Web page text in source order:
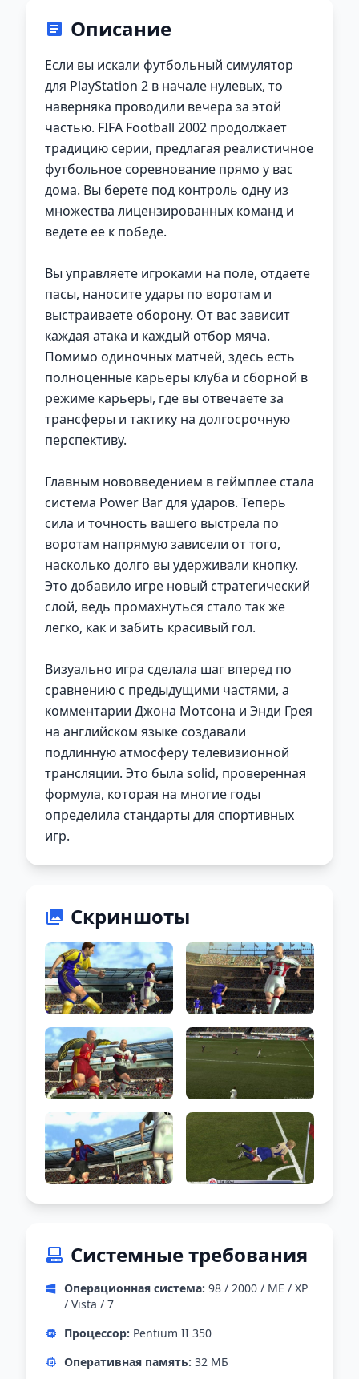
Описание
Если вы искали футбольный симулятор
для PlayStation 2 в начале нулевых, то
наверняка проводили вечера за этой
частью. FIFA Football 2002 продолжает
традицию серии, предлагая реалистичное
футбольное соревнование прямо у вас
дома. Вы берете под контроль одну из
множества лицензированных команд и
ведете ее к победе.
Вы управляете игроками на поле, отдаете
пасы, наносите удары по воротам и
выстраиваете оборону. От вас зависит
каждая атака и каждый отбор мяча.
Помимо одиночных матчей, здесь есть
полноценные карьеры клуба и сборной в
режиме карьеры, где вы отвечаете за
трансферы и тактику на долгосрочную
перспективу.
Главным нововведением в геймплее стала
система Power Bar для ударов. Теперь
сила и точность вашего выстрела по
воротам напрямую зависели от того,
насколько долго вы удерживали кнопку.
Это добавило игре новый стратегический
слой, ведь промахнуться стало так же
легко, как и забить красивый гол.
Визуально игра сделала шаг вперед по
сравнению с предыдущими частями, а
комментарии Джона Мотсона и Энди Грея
на английском языке создавали
подлинную атмосферу телевизионной
трансляции. Это была solid, проверенная
формула, которая на многие годы
определила стандарты для спортивных
игр.
Скриншоты
Системные требования
Операционная система: 98 / 2000 / ME / XP
/ Vista / 7
Процессор: Pentium II 350
Оперативная память: 32 МБ